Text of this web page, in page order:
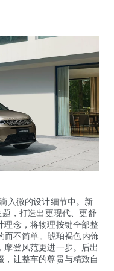
微的设计细节中。新
，打造出更现代、更舒
理念，将物理按键全部整
而不简单。琥珀褐色内饰
登风范更进一步。后出
让整车的尊贵与精致自